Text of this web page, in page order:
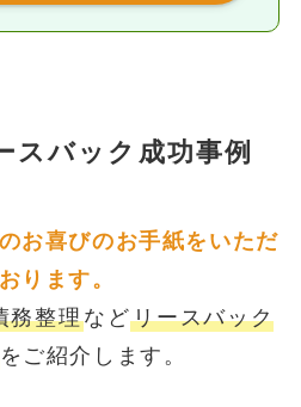
スバック成功事例
お喜びのお手紙をいただ
ります。
務整理などリースバック
をご紹介します。